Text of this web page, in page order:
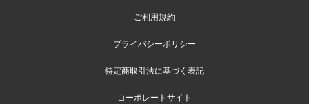
ご利用規約
プライバシーポリシー
特定商取引法に基づく表記
コーポレートサイト